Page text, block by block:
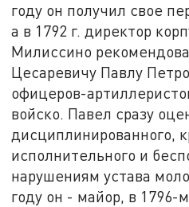
году он получил свое
а в 1792 г. директор
Милиссино
Цесаревичу Павлу
офицеров-
войско. Павел сразу
дисциплинированного,
исполнительного и
нарушениям устава
году он - майор, в 1796-